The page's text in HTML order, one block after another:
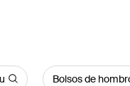
Bolsos de